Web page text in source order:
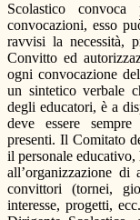
Scolastico
convocazioni, esso
ravvisi la necessità,
Convitto ed
ogni convocazione
un sintetico verbale
degli educatori, è a
deve essere
presenti. Il Comitato
il personale
all’organizzazione
convittori (tornei,
interesse, progetti,